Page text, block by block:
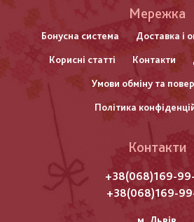
нижнього
колонтитулу
Мережка
Бонусна система Доставка і
Корисні статті Контакти
Умови обміну та
Політика
Контакти
+38(068)169-
+38(068)169-